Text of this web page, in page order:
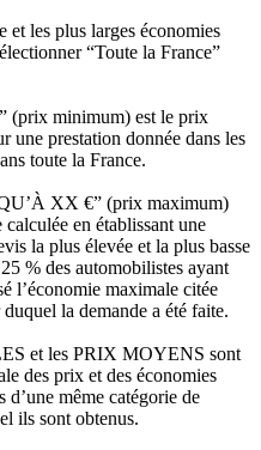
les plus larges économies
“Toute la France”
(prix minimum) est le prix
une prestation donnée dans les
toute la France.
XX €” (prix maximum)
en établissant une
la plus élevée et la plus basse
% des automobilistes ayant
l’économie maximale citée
la demande a été faite.
et les PRIX MOYENS sont
des prix et des économies
d’une même catégorie de
ils sont obtenus.